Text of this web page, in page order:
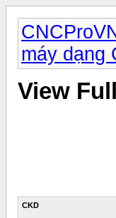
máy dạng
View
CKD